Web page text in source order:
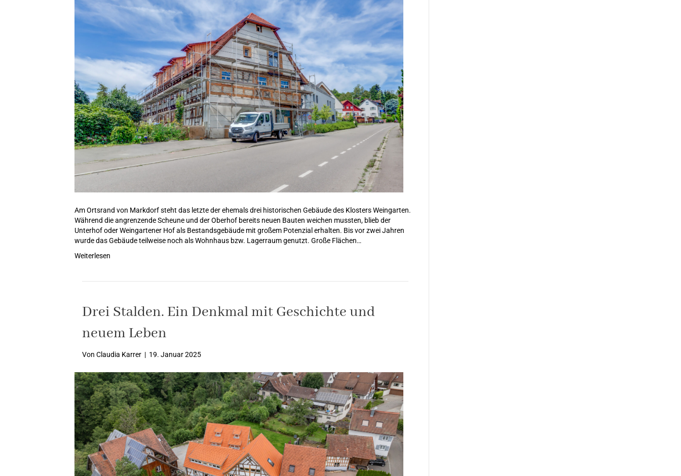
Am Ortsrand von Markdorf steht das letzte der ehemals drei historischen Gebäude des Klosters Weingarten.
Während die angrenzende Scheune und der Oberhof bereits neuen Bauten weichen mussten, blieb der
Unterhof oder Weingartener Hof als Bestandsgebäude mit großem Potenzial erhalten. Bis vor zwei Jahren
wurde das Gebäude teilweise noch als Wohnhaus bzw. Lagerraum genutzt. Große Flächen…
Weiterlesen
Drei Stalden. Ein Denkmal mit Geschichte und
neuem Leben
Von Claudia Karrer | 19. Januar 2025